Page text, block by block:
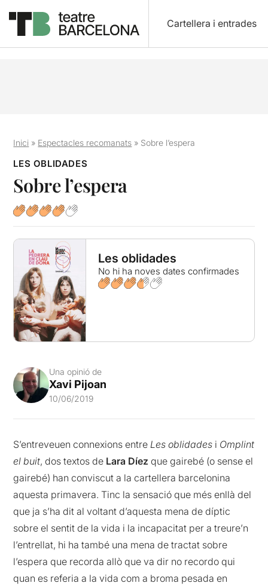
Cartellera i entrades
Inici » Espectacles recomanats » Sobre l’espera
LES OBLIDADES
Sobre l’espera
Les oblidades
No hi ha noves dates confirmades
Una opinió de
Xavi Pijoan
10/06/2019
S’entreveuen connexions entreLes oblidades i Omplint
el buit, dos textos de Lara Díez que gairebé (o sense el
gairebé) han conviscut a la cartellera barcelonina
aquesta primavera. Tinc la sensació que més enllà del
que ja s’ha dit al voltant d’aquesta mena de díptic
sobre el sentit de la vida i la incapacitat per a treure’n
l’entrellat, hi ha també una mena de tractat sobre
l’espera que recorda allò que va dir no recordo qui
quan es referia a la vida com a broma pesada en